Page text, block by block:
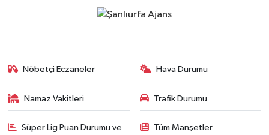
Nöbetçi Eczaneler Hava Durumu
Namaz Vakitleri Trafik Durumu
Süper Lig Puan Durumu ve Tüm Manşetler